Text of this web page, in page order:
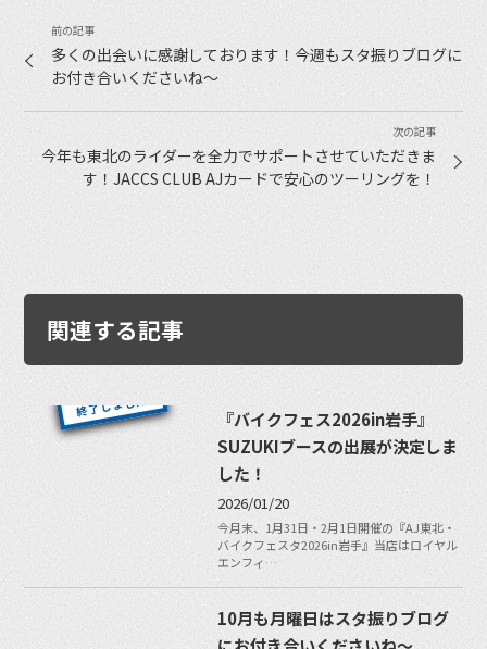
多くの出会いに感謝しております！今週もスタ振りブログに
お付き合いくださいね〜
今年も東北のライダーを全力でサポートさせていただきま
す！JACCS CLUB AJカードで安心のツーリングを！
関連する記事
『バイクフェス2026in岩手』
SUZUKIブースの出展が決定しま
した！
2026/01/20
今月末、1月31日・2月1日開催の『AJ東北・
バイクフェスタ2026in岩手』当店はロイヤル
エンフィ…
10月も月曜日はスタ振りブログ